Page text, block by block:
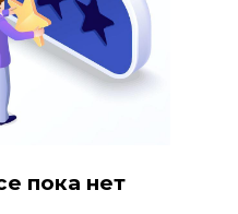
пока нет